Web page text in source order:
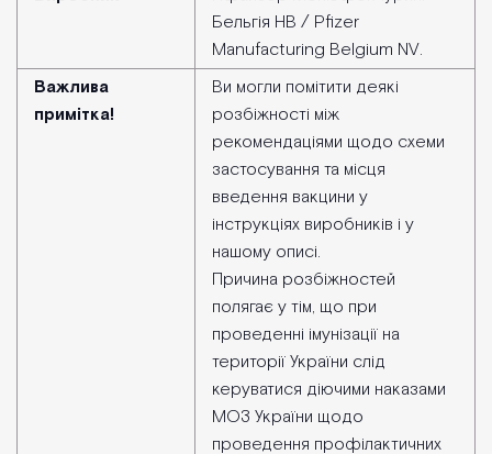
Бельгія НВ / Pfizer
Manufacturing Belgium NV.
Важлива
примітка!
Ви могли помітити деякі
розбіжності між
рекомендаціями щодо схеми
застосування та місця
введення вакцини у
інструкціях виробників і у
нашому описі.
Причина розбіжностей
полягає у тім, що при
проведенні імунізації на
території України слід
керуватися діючими наказами
МОЗ України щодо
проведення профілактичних